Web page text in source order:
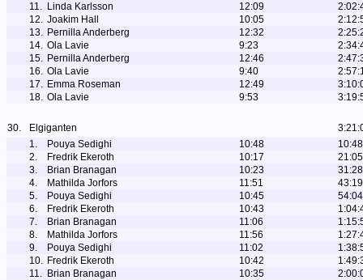
11. Linda Karlsson 12:09
12. Joakim Hall 10:05
13. Pernilla Anderberg 12:32
14. Ola Lavie 9:23
15. Pernilla Anderberg 12:46
16. Ola Lavie 9:40
17. Emma Roseman 12:49
18. Ola Lavie 9:53
30. Elgiganten
1.
Pouya Sedighi 10:48
10:48
2.
Fredrik Ekeroth 10:17
21:05
3.
Brian Branagan 10:23
31:28
4.
Mathilda Jorfors 11:51
43:19
5.
Pouya Sedighi 10:45
54:04
6.
Fredrik Ekeroth 10:43
7.
Brian Branagan 11:06
8.
Mathilda Jorfors 11:56
9.
Pouya Sedighi 11:02
10. Fredrik Ekeroth 10:42
11. Brian Branagan 10:35